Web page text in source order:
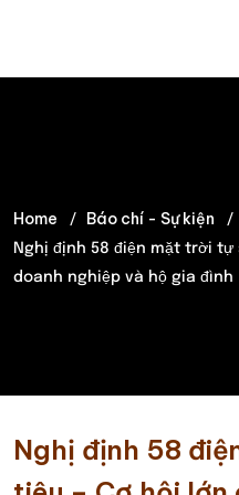
Home Báo chí - Sự kiện
Nghị định 58 điện mặt trời
doanh nghiệp và hộ gia đình
Nghị định 58